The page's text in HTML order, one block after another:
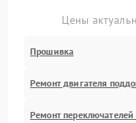
Цены
Прошивка
Ремонт двигателя
Ремонт